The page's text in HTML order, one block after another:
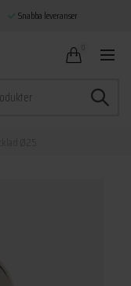
Snabba leveranser